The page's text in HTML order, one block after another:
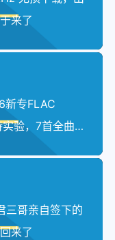
来了
新专FLAC
验，7首全曲目
三哥亲自签下的
来了